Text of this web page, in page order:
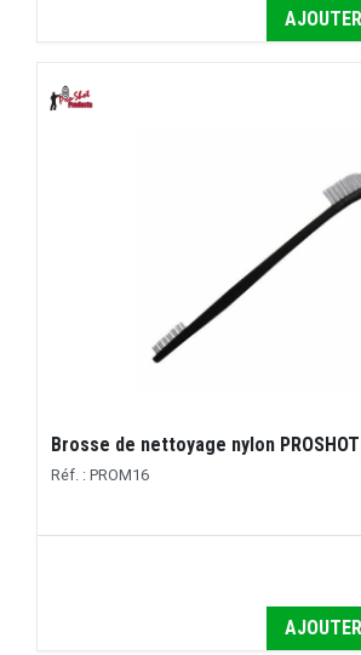
Brosse de nettoyage nylon PROSHOT
Réf. : PROM16